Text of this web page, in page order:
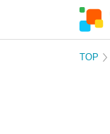
TOP